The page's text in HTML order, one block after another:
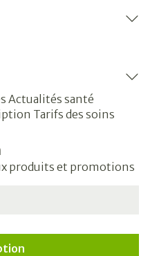
Actualités santé
Tarifs des soins
produits et promotions